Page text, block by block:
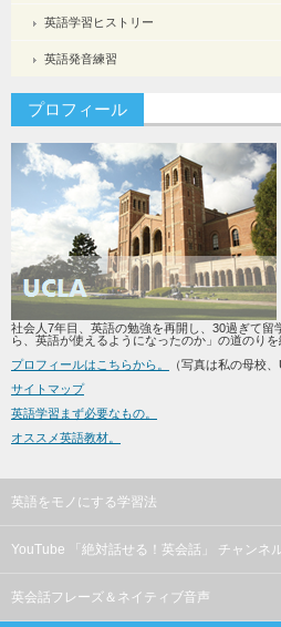
英語学習ヒストリー
英語発音練習
プロフィール
社会人7年目、英語の勉強を再開し、30過ぎて留
ら、英語が使えるようになったのか」の道のりを
プロフィールはこちらから。
（写真は私の母校、
サイトマップ
英語学習まず必要なもの。
オススメ英語教材。
英語をモノにする学習法
YouTube 「絶対話せる！英会話」 チャンネ
英会話フレーズ＆ネイティブ音声